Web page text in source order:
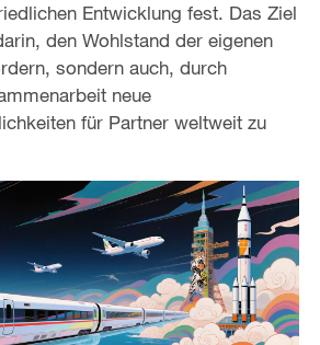
Entwicklung fest. Das Ziel
den Wohlstand der eigenen
sondern auch, durch
neue
für Partner weltweit zu